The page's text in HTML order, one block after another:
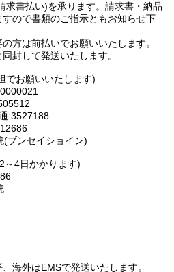
求書払い)を承ります。請求書・納品
ので書類のご指示ともお知らせ下
方は前払いでお願いいたします。
封して発送いたします。
でお願いいたします)
3527188
(ブンセイショイン)
～4日かかります)
海外はEMSで発送いたします。